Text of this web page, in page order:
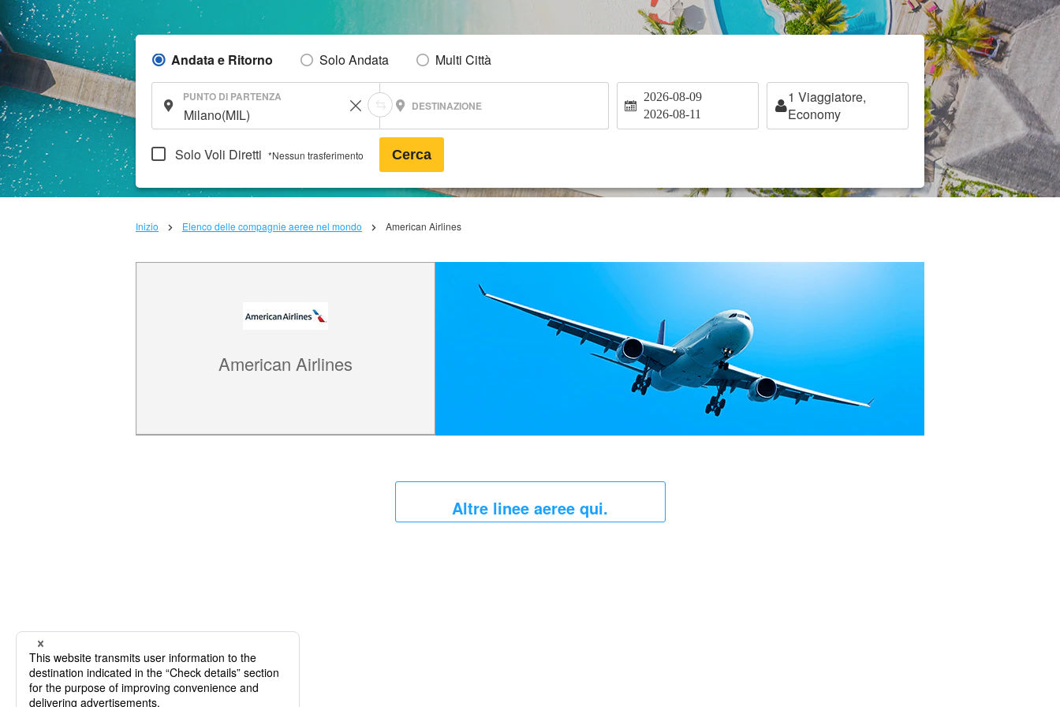
Andata e Ritorno Solo Andata Multi Città
PUNTO DI PARTENZA
DESTINAZIONE
2026-08-09
2026-08-11
1 Viaggiatore,
Economy
Solo Voli Diretti *Nessun trasferimento Cerca
Inizio Elenco delle compagnie aeree nel mondo American Airlines
American Airlines
Altre linee aeree qui.